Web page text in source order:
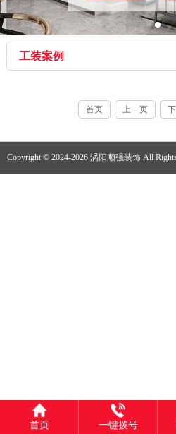
工装案例
首页 上一页
Copyright © 2024-2026 涡阳顺强装饰 All
首页 一键拨号